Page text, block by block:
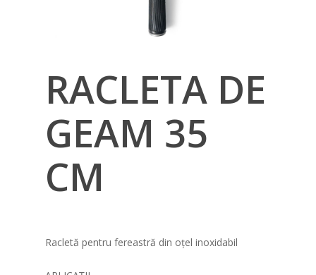
RACLETA DE
GEAM 35
CM
Racletă pentru fereastră din oțel inoxidabil